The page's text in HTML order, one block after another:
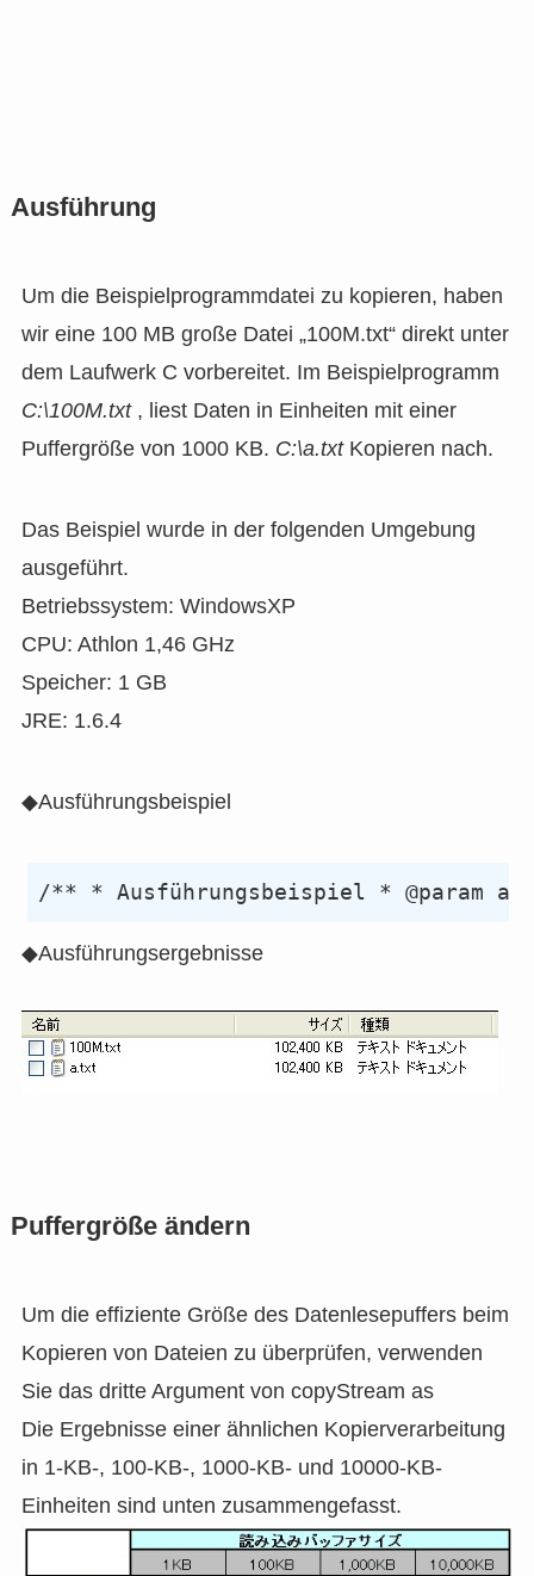
Ausführung
Um die Beispielprogrammdatei zu kopieren, haben
wir eine 100 MB große Datei „100M.txt“ direkt unter
dem Laufwerk C vorbereitet. Im Beispielprogramm
C:\100M.txt, liest Daten in Einheiten mit einer
Puffergröße von 1000 KB. C:\a.txtKopieren nach.
Das Beispiel wurde in der folgenden Umgebung
ausgeführt.
Betriebssystem: WindowsXP
CPU: Athlon 1,46 GHz
Speicher: 1 GB
JRE: 1.6.4
◆Ausführungsbeispiel
◆Ausführungsergebnisse
Puffergröße ändern
Um die effiziente Größe des Datenlesepuffers beim
Kopieren von Dateien zu überprüfen, verwenden
Sie das dritte Argument von copyStream as
Die Ergebnisse einer ähnlichen Kopierverarbeitung
in 1-KB-, 100-KB-, 1000-KB- und 10000-KB-
Einheiten sind unten zusammengefasst.